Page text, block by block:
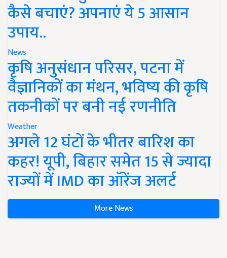
कैसे बचाएं? अपनाएं ये 5 आसान
उपाय..
News
कृषि अनुसंधान परिसर, पटना में
वैज्ञानिकों का मंथन, भविष्य की कृषि
तकनीकों पर बनी नई रणनीति
Weather
अगले 12 घंटों के भीतर बारिश का
कहर! यूपी, बिहार समेत 15 से ज्यादा
राज्यों में IMD का ऑरेंज अलर्ट
More News